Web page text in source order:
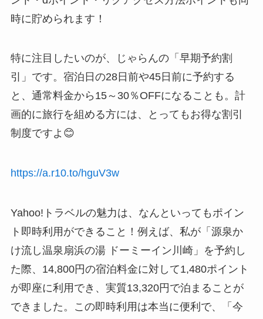
時に貯められます！
特に注目したいのが、じゃらんの「早期予約割
引」です。宿泊日の28日前や45日前に予約する
と、通常料金から15～30％OFFになることも。計
画的に旅行を組める方には、とってもお得な割引
制度ですよ😊
https://a.r10.to/hguV3w
Yahoo!トラベルの魅力は、なんといってもポイン
ト即時利用ができること！例えば、私が「源泉か
け流し温泉扇浜の湯 ドーミーイン川崎」を予約し
た際、14,800円の宿泊料金に対して1,480ポイント
が即座に利用でき、実質13,320円で泊まることが
できました。この即時利用は本当に便利で、「今